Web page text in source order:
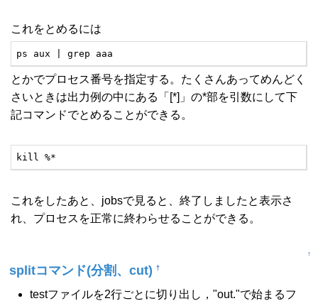
これをとめるには
ps aux | grep aaa
とかでプロセス番号を指定する。たくさんあってめんどく
さいときは出力例の中にある「[*]」の*部を引数にして下
記コマンドでとめることができる。
kill %*
これをしたあと、jobsで見ると、終了しましたと表示さ
れ、プロセスを正常に終わらせることができる。
↑
splitコマンド(分割、cut) †
testファイルを2行ごとに切り出し，"out."で始まるフ